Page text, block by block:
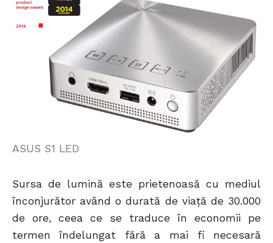
ASUS S1 LED
Sursa de lumină este prietenoasă cu mediul
înconjurător având o durată de viață de 30.000
de ore, ceea ce se traduce în economii pe
termen îndelungat fără a mai fi necesară